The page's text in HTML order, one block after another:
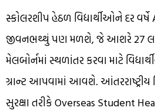
સ્કોલરશીપ હેઠળ વિદ્યાર્થીઓને દર
જીવનભથ્થું પણ મળશે, જે આશરે ₹27
મેલબોર્નમાં સ્થળાંતર કરવા માટે
ગ્રાન્ટ આપવામાં આવશે. આંતરરાષ્ટ્રીય
સુરક્ષા તરીકે Overseas Student